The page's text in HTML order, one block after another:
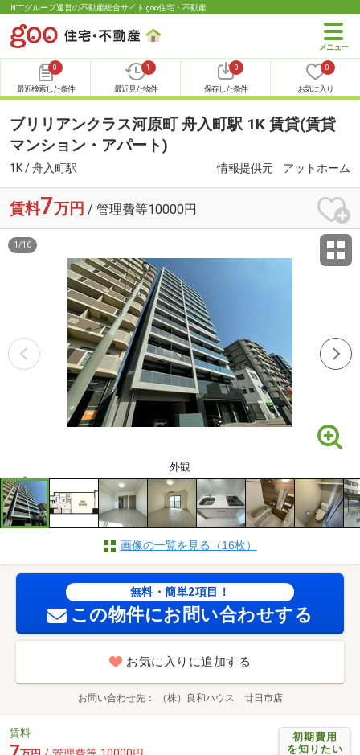
NTTグループ運営の不動産総合サイト goo住宅・不動産
0
最近検索した条件
1
最近見た物件
0
保存した条件
0
お気に入り
ブリリアンクラス河原町 舟入町駅 1K 賃貸(賃貸
マンション・アパート)
1K / 舟入町駅 情報提供元 アットホーム
賃料7万円 / 管理費等10000円
外観
1 /16
画像の一覧を見る（16枚）
無料・簡単2項目！
この物件にお問い合わせする
お気に入りに追加する
お問い合わせ先 （株）良和ハウス 廿日市店
初期費用
を知りたい
賃料